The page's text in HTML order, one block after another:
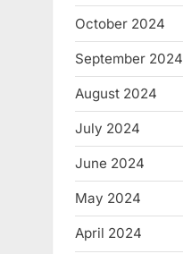
October 2024
September 2024
August 2024
July 2024
June 2024
May 2024
April 2024